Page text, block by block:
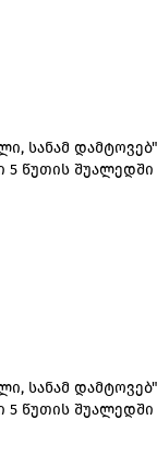
სანამ
წუთის
სანამ
წუთის